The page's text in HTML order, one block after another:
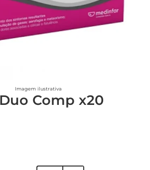
Imagem ilustrativa
Comp x20